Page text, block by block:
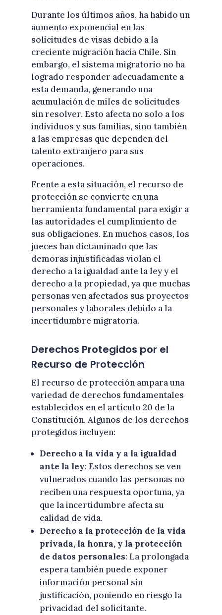
Durante los últimos años, ha habido un
aumento exponencial en las
solicitudes de visas debido a la
creciente migración hacia Chile. Sin
embargo, el sistema migratorio no ha
logrado responder adecuadamente a
esta demanda, generando una
acumulación de miles de solicitudes
sin resolver. Esto afecta no solo a los
individuos y sus familias, sino también
a las empresas que dependen del
talento extranjero para sus
operaciones.
Frente a esta situación, el recurso de
protección se convierte en una
herramienta fundamental para exigir a
las autoridades el cumplimiento de
sus obligaciones. En muchos casos, los
jueces han dictaminado que las
demoras injustificadas violan el
derecho a la igualdad ante la ley y el
derecho a la propiedad, ya que muchas
personas ven afectados sus proyectos
personales y laborales debido a la
incertidumbre migratoria.
Derechos Protegidos por el
Recurso de Protección
El recurso de protección ampara una
variedad de derechos fundamentales
establecidos en el artículo 20 de la
Constitución. Algunos de los derechos
protegidos incluyen:
Derecho a la vida y a la igualdad
ante la ley: Estos derechos se ven
vulnerados cuando las personas no
reciben una respuesta oportuna, ya
que la incertidumbre afecta su
calidad de vida.
Derecho a la protección de la vida
privada, la honra, y la protección
de datos personales: La prolongada
espera también puede exponer
información personal sin
justificación, poniendo en riesgo la
privacidad del solicitante.